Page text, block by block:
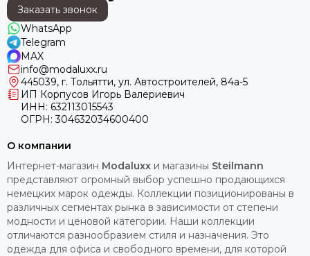
С пайетками
С длинным рукавом
Однобортные
Нарядные
С принтом
Заказать звонок
WhatsApp
Telegram
MAX
info@modaluxx.ru
445039, г. Тольятти, ул. Автостроителей, 84а-5
ИП Корпусов Игорь Валериевич
ИНН: 632113015543
ОГРН: 304632034600400
О компании
Интернет-магазин Modaluxx и магазины Steilmann
представляют огромный выбор успешно продающихся
немецких марок одежды. Коллекции позиционированы в
различных сегментах рынка в зависимости от степени
модности и ценовой категории. Наши коллекции
отличаются разнообразием стиля и назначения. Это
одежда для офиса и свободного времени, для которой